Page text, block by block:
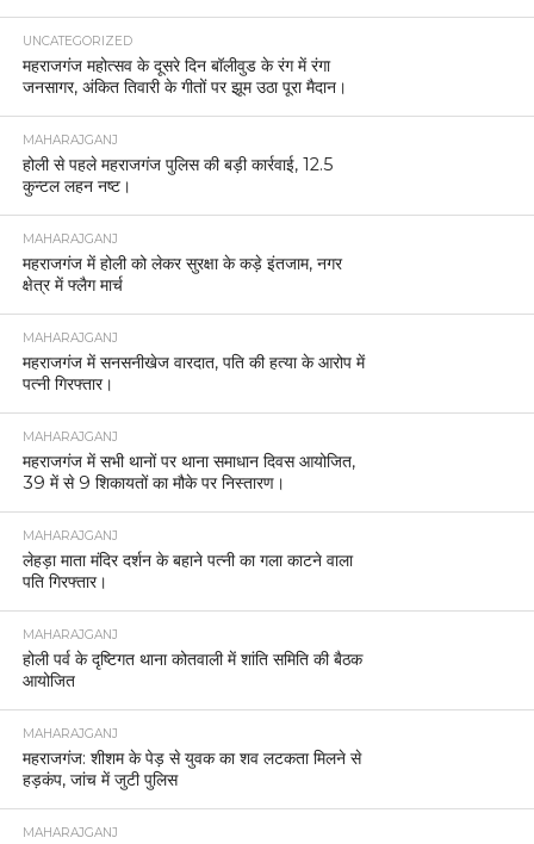
UNCATEGORIZED
महराजगंज महोत्सव के दूसरे दिन बॉलीवुड के रंग में रंगा
जनसागर, अंकित तिवारी के गीतों पर झूम उठा पूरा मैदान।
MAHARAJGANJ
होली से पहले महराजगंज पुलिस की बड़ी कार्रवाई, 12.5
कुन्टल लहन नष्ट।
MAHARAJGANJ
महराजगंज में होली को लेकर सुरक्षा के कड़े इंतजाम, नगर
क्षेत्र में फ्लैग मार्च
MAHARAJGANJ
महराजगंज में सनसनीखेज वारदात, पति की हत्या के आरोप में
पत्नी गिरफ्तार।
MAHARAJGANJ
महराजगंज में सभी थानों पर थाना समाधान दिवस आयोजित,
39 में से 9 शिकायतों का मौके पर निस्तारण।
MAHARAJGANJ
लेहड़ा माता मंदिर दर्शन के बहाने पत्नी का गला काटने वाला
पति गिरफ्तार।
MAHARAJGANJ
होली पर्व के दृष्टिगत थाना कोतवाली में शांति समिति की बैठक
आयोजित
MAHARAJGANJ
महराजगंज: शीशम के पेड़ से युवक का शव लटकता मिलने से
हड़कंप, जांच में जुटी पुलिस
MAHARAJGANJ